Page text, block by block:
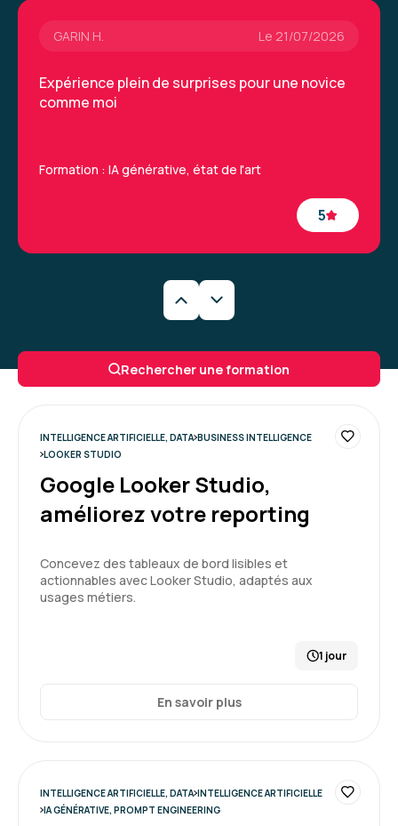
GARIN H. Le 21/07/2026
5
Expérience plein de surprises pour une novice
comme moi
Formation : IA générative, état de l'art
Une formation très intéressantes qui a permis
de découvrir de nouveaux outils et la
Formation : IA générative, travaillez 3 fois plus vite
Fabienne P. Le 29/06/2026
indéniablement le sujet du SQL et bien plus.
Cependant, pour moi il manquait de support de
homogène, je me suis sentie perdue à
Rechercher une formation
INTELLIGENCE ARTIFICIELLE, DATA BUSINESS INTELLIGENCE
LOOKER STUDIO
Google Looker Studio,
améliorez votre reporting
Concevez des tableaux de bord lisibles et
actionnables avec Looker Studio, adaptés aux
usages métiers.
1 jour
En savoir plus
INTELLIGENCE ARTIFICIELLE, DATA INTELLIGENCE ARTIFICIELLE
IA GÉNÉRATIVE, PROMPT ENGINEERING